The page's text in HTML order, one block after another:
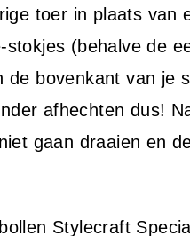
toer in plaats van
(behalve de
bovenkant van je
afhechten dus!
gaan draaien en
Stylecraft